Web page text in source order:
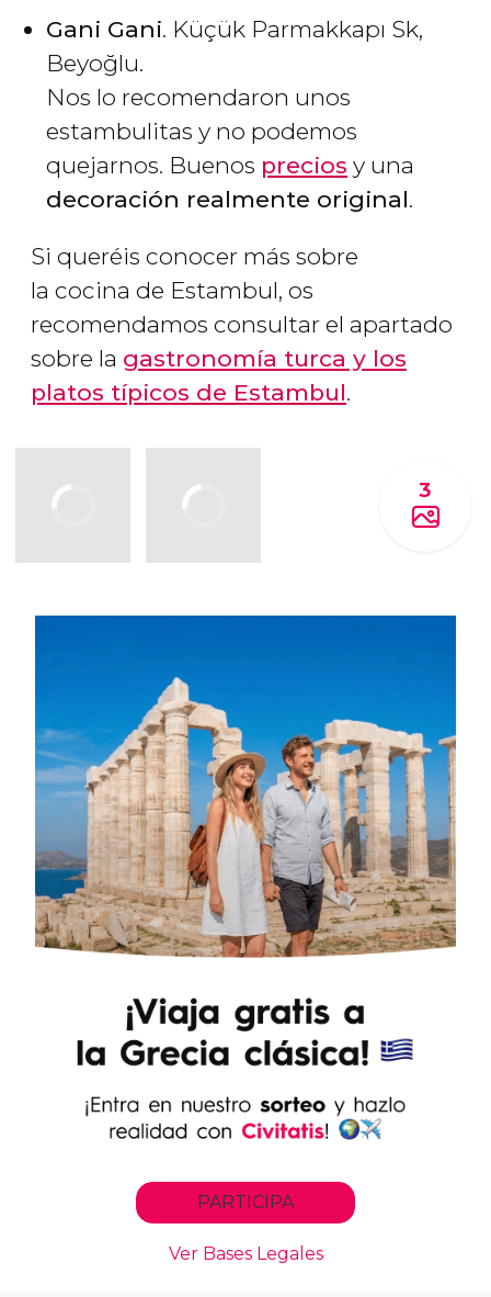
Gani Gani. Küçük Parmakkapı Sk,
Beyoğlu.
Nos lo recomendaron unos
estambulitas y no podemos
quejarnos. Buenos precios y una
decoración realmente original.
Si queréis conocer más sobre
la cocina de Estambul, os
recomendamos consultar el apartado
sobre la gastronomía turca y los
platos típicos de Estambul.
3